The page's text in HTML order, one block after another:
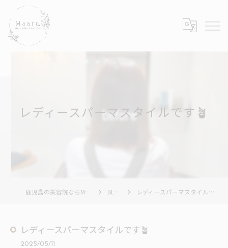
レディースパーマスタイルです🪴
鹿児島の美容院ならMaaru, BLOG レディースパーマスタイルです🪴
レディースパーマスタイルです🪴
2025/05/11